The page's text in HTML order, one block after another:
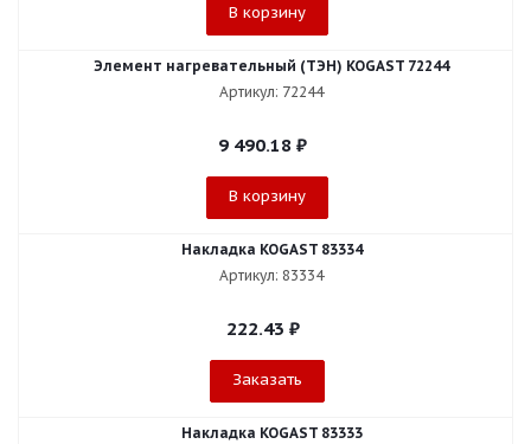
В корзину
Элемент нагревательный (ТЭН) KOGAST 72244
Артикул: 72244
9 490.18 ₽
В корзину
Накладка KOGAST 83334
Артикул: 83334
222.43 ₽
Заказать
Накладка KOGAST 83333